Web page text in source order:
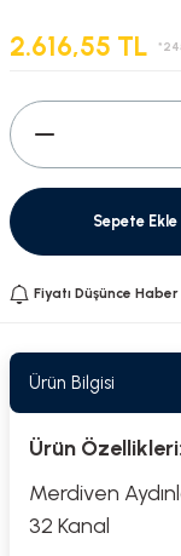
2.616,55 TL
Sepete Ekle
Fiyatı Düşünce
Ürün Bilgisi
Ürün Özellikleri:
Merdiven
32 Kanal